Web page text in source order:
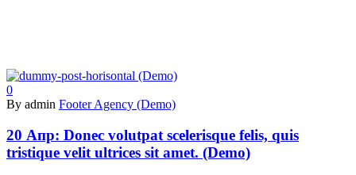
0
By admin Footer Agency (Demo)
20 Апр: Donec volutpat scelerisque felis, quis
tristique velit ultrices sit amet. (Demo)